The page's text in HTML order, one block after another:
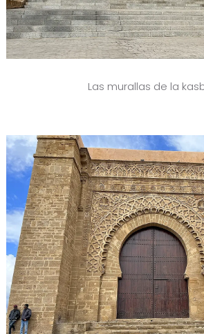
Las murallas de la